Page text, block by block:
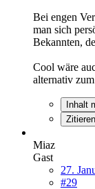
Bei engen
man sich
Bekannten,
Cool wäre
alternativ
Inhalt
Zitieren
Miaz
Gast
27.
#29